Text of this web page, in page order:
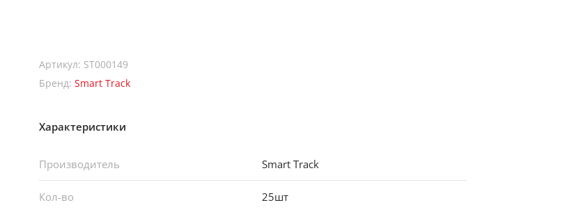
Артикул: ST000149
Бренд: Smart Track
Характеристики
Производитель Smart Track
Кол-во 25шт